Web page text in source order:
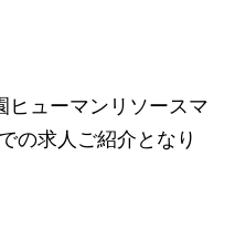
ヒューマンリソースマ
の求人ご紹介となり